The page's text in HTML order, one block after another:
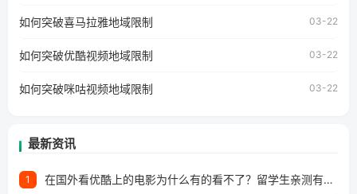
户收听网易云音乐地区版权限制」的问题，无论人在香港、
工作、留学、定居等，都可以使用，不再因地区和版权限制
所困扰。
如何突破喜马拉雅地域限制 03-22
如何突破优酷视频地域限制 03-22
如何突破咪咕视频地域限制 03-22
最新资讯
1 在国外看优酷上的电影为什么有的看不了？留学生亲测有效的回国加速方案